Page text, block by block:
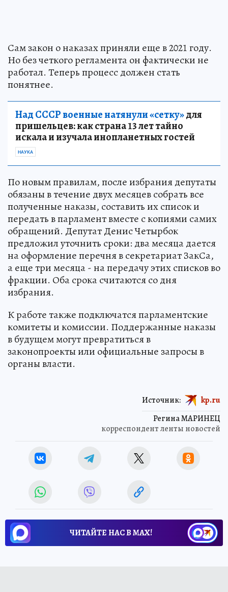
Сам закон о наказах приняли еще в 2021 году.
Но без четкого регламента он фактически не
работал. Теперь процесс должен стать
понятнее.
Над СССР военные натянули «сетку»для
пришельцев: как страна 13 лет тайно
искала и изучала инопланетных гостей
НАУКА
По новым правилам, после избрания депутаты
обязаны в течение двух месяцев собрать все
полученные наказы, составить их список и
передать в парламент вместе с копиями самих
обращений. Депутат Денис Четырбок
предложил уточнить сроки: два месяца дается
на оформление перечня в секретариат ЗакСа,
а еще три месяца - на передачу этих списков во
фракции. Оба срока считаются со дня
избрания.
К работе также подключатся парламентские
комитеты и комиссии. Поддержанные наказы
в будущем могут превратиться в
законопроекты или официальные запросы в
органы власти.
Регина МАРИНЕЦ
корреспондент ленты новостей
Источник: kp.ru
ЧИТАЙТЕ НАС В МАХ!